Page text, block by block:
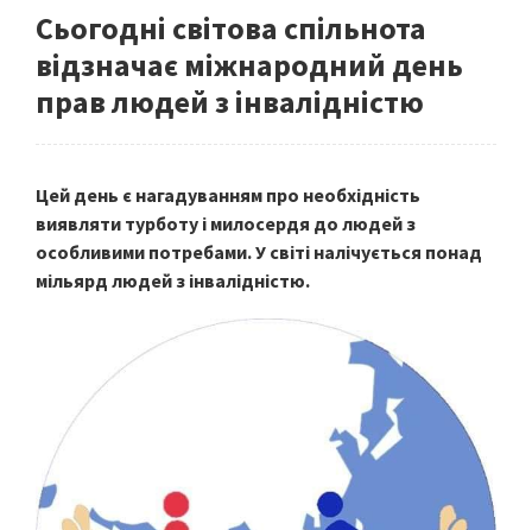
Сьогодні світова спільнота
відзначає міжнародний день
прав людей з інвалідністю
Цей день є нагадуванням про необхідність
виявляти турботу і милосердя до людей з
особливими потребами. У світі налічується понад
мільярд людей з інвалідністю.